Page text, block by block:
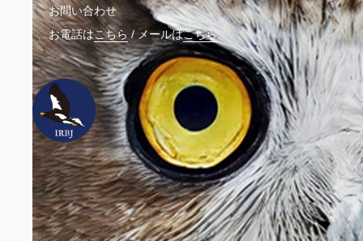
お問い合わせ
お電話はこちら / メールはこちら
ウ